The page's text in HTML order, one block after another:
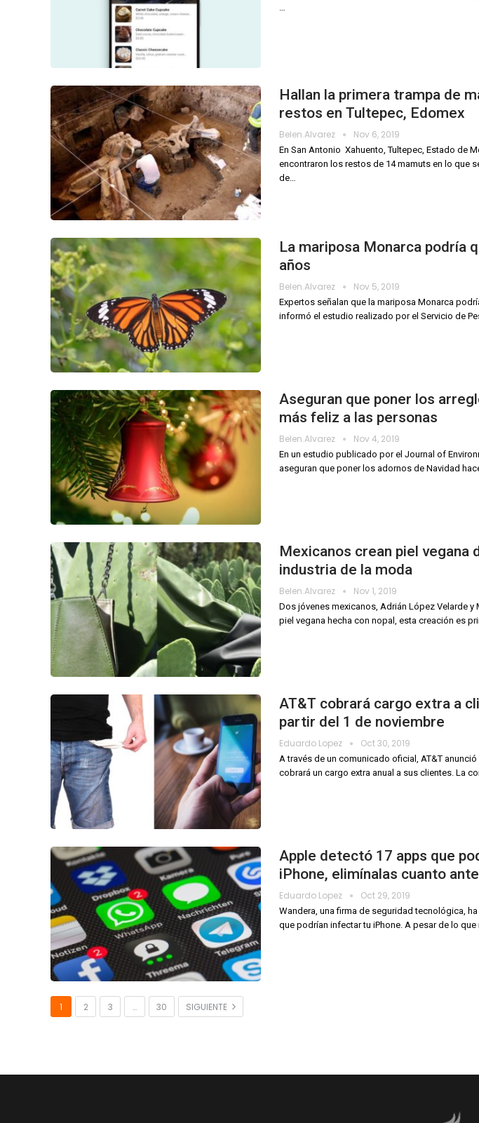
Hallan la primera trampa de
restos en Tultepec, Edomex
Belen.alvarez Nov 6, 2019
En San Antonio Xahuento, Tultepec, Estado de
encontraron los restos de 14 mamuts en lo que
de
La mariposa Monarca podría
años
Belen.alvarez Nov 5, 2019
Expertos señalan que la mariposa Monarca
informó el estudio realizado por el Servicio de
Aseguran que poner los
más feliz a las personas
Belen.alvarez Nov 4, 2019
En un estudio publicado por el Journal of
aseguran que poner los adornos de Navidad
Mexicanos crean piel vegana
industria de la moda
Belen.alvarez Nov 1, 2019
Dos jóvenes mexicanos, Adrián López Velarde y
piel vegana hecha con nopal, esta creación es
AT&T cobrará cargo extra a
partir del 1 de noviembre
Eduardo Lopez Oct 30, 2019
A través de un comunicado oficial, AT&T
cobrará un cargo extra anual a sus clientes. La
Apple detectó 17 apps que
iPhone, elimínalas cuanto
Eduardo Lopez Oct 29, 2019
Wandera, una firma de seguridad tecnológica,
que podrían infectar tu iPhone. A pesar de lo que
1 2 3 … 30 SIGUIENTE